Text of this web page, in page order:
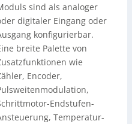
sind als analoger
digitaler Eingang oder
konfigurierbar.
breite Palette von
wie
Encoder,
Endstufen-
Temperatur-